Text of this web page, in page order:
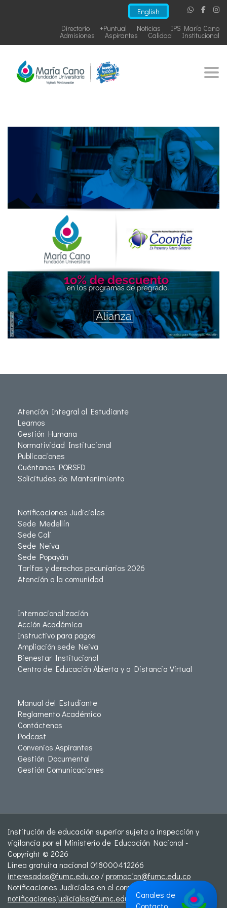
English
IPS María Cano
Noticias
+Puntual
Directorio
Institucional
Calidad
Aspirantes
Admisiones
Atención Integral al Estudiante
Leamos
Gestión Humana
Normatividad Institucional
Publicaciones
Cuéntanos PQRSFD
Solicitudes de Mantenimiento
Notificaciones Judiciales
Sede Medellín
Sede Cali
Sede Neiva
Sede Popayán
Tarifas y derechos pecuniarios 2026
Atención a la comunidad
Internacionalización
Acción Académica
Instructivo para pagos
Ampliación sede Neiva
Bienestar Institucional
Centro de Educación Abierta y a Distancia Virtual
Manual del Estudiante
Reglamento Académico
Contáctenos
Podcast
Convenios Aspirantes
Gestión Documental
Gestión Comunicaciones
Institución de educación superior sujeta a inspección y
vigilancia por el Ministerio de Educación Nacional -
Copyright © 2026
Línea gratuita nacional 018000412266
interesados@fumc.edu.co /promocion@fumc.edu.co
Notificaciones Judiciales en el correo:
notificacionesjudiciales@fumc.edu.coCanales de
Contacto